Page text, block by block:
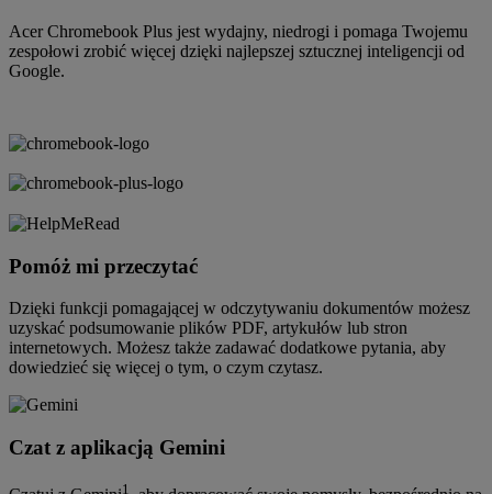
Acer Chromebook Plus jest wydajny, niedrogi i pomaga Twojemu
zespołowi zrobić więcej dzięki najlepszej sztucznej inteligencji od
Google.
Pomóż mi przeczytać
Dzięki funkcji pomagającej w odczytywaniu dokumentów możesz
uzyskać podsumowanie plików PDF, artykułów lub stron
internetowych. Możesz także zadawać dodatkowe pytania, aby
dowiedzieć się więcej o tym, o czym czytasz.
Czat z aplikacją Gemini
1